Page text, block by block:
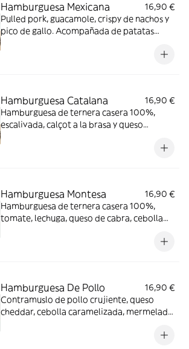
Hamburguesa Mexicana
16,90 €
Pulled pork, guacamole, crispy de nachos y
pico de gallo. Acompañada de patatas
Hamburguesa Catalana
16,90 €
Hamburguesa de ternera casera 100%,
escalivada, calçot a la brasa y queso
Hamburguesa Montesa
16,90 €
Hamburguesa de ternera casera 100%,
tomate, lechuga, queso de cabra, cebolla
Hamburguesa De Pollo
16,90 €
Contramuslo de pollo crujiente, queso
cheddar, cebolla caramelizada, mermelada